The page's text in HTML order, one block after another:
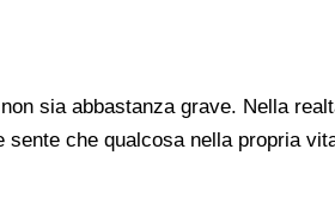
sia abbastanza grave. Nella
che qualcosa nella propria